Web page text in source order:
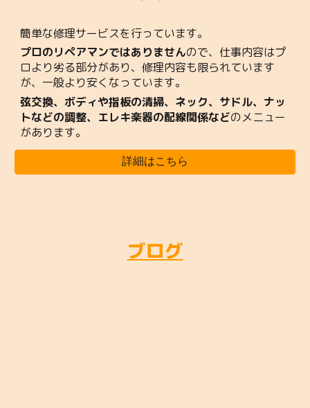
簡単な修理サービスを行っています。
プロのリペアマンではありませんので、仕事内容はプ
ロより劣る部分があり、修理内容も限られています
が、一般より安くなっています。
弦交換、ボディや指板の清掃、ネック、サドル、ナッ
トなどの調整、エレキ楽器の配線関係などのメニュー
があります。
詳細はこちら
ブログ